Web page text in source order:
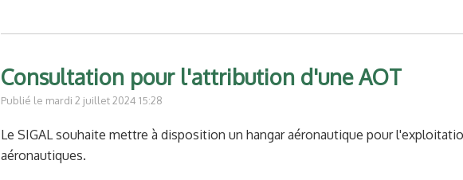
Consultation pour l'attribution d'une AOT
Publié le mardi 2 juillet 2024 15:28
Le SIGAL souhaite mettre à disposition un hangar aéronautique pour
aéronautiques.